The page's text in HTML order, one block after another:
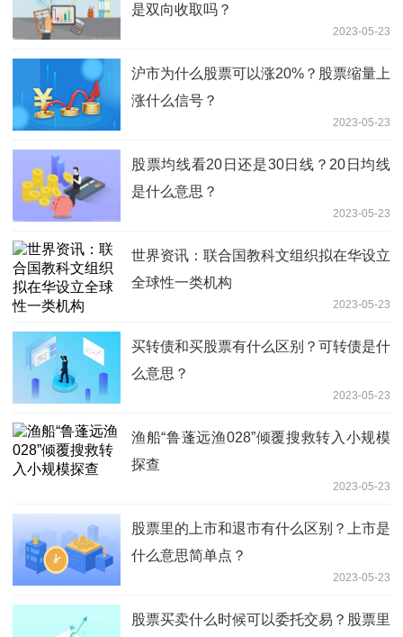
是双向收取吗？
2023-05-23
沪市为什么股票可以涨20%？股票缩量上
涨什么信号？
2023-05-23
股票均线看20日还是30日线？20日均线
是什么意思？
2023-05-23
世界资讯：联合国教科文组织拟在华设立
全球性一类机构
2023-05-23
买转债和买股票有什么区别？可转债是什
么意思？
2023-05-23
渔船“鲁蓬远渔028”倾覆搜救转入小规模
探查
2023-05-23
股票里的上市和退市有什么区别？上市是
什么意思简单点？
2023-05-23
股票买卖什么时候可以委托交易？股票里